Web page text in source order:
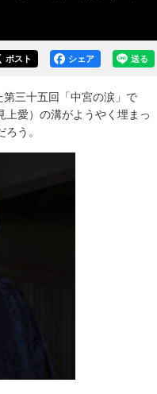
送る
シェア
ポスト
三十五回「中宮の涙」で
上愛）の溝がようやく埋まっ
う。